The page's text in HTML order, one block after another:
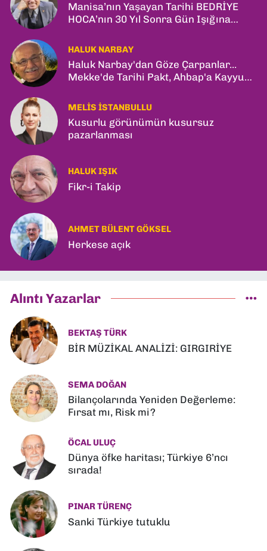
Manisa’nın Yaşayan Tarihi BEDRİYE
HOCA’nın 30 Yıl Sonra Gün Işığına
HALUK NARBAY
Haluk Narbay'dan Göze Çarpanlar...
Mekke'de Tarihi Pakt, Ahbap'a Kayyum
MELIS İSTANBULLU
Kusurlu görünümün kusursuz
pazarlanması
HALUK IŞIK
Fikr-i Takip
AHMET BÜLENT GÖKSEL
Herkese açık
Alıntı Yazarlar
BEKTAŞ TÜRK
BİR MÜZİKAL ANALİZİ: GIRGIRİYE
SEMA DOĞAN
Bilançolarında Yeniden Değerleme:
Fırsat mı, Risk mi?
ÖCAL ULUÇ
Dünya öfke haritası; Türkiye 6’ncı
sırada!
PINAR TÜRENÇ
Sanki Türkiye tutuklu